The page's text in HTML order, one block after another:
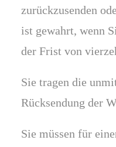
zurückzusenden
ist gewahrt, wenn
der Frist von
Sie tragen die
Rücksendung der
Sie müssen für